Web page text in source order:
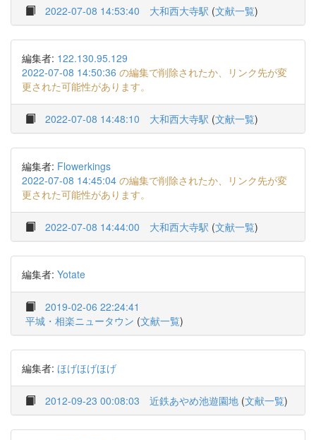
2022-07-08 14:53:40 大和西大寺駅 (文献一覧)
編集者: 122.130.95.129
2022-07-08 14:50:36 の編集で削除されたか、リンク先が変
更された可能性があります。
2022-07-08 14:48:10 大和西大寺駅 (文献一覧)
編集者: Flowerkings
2022-07-08 14:45:04 の編集で削除されたか、リンク先が変
更された可能性があります。
2022-07-08 14:44:00 大和西大寺駅 (文献一覧)
編集者: Yotate
2019-02-06 22:24:41
平城・相楽ニュータウン (文献一覧)
編集者: ほげほげほげ
2012-09-23 00:08:03 近鉄あやめ池遊園地 (文献一覧)